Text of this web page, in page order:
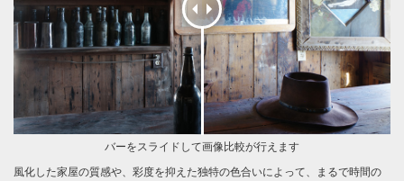
バーをスライドして画像比較が行えます
風化した家屋の質感や、彩度を抑えた独特の色合いによって、まるで時間の